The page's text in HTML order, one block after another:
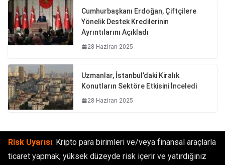
Cumhurbaşkanı Erdoğan, Çiftçilere
Yönelik Destek Kredilerinin
Ayrıntılarını Açıkladı
28 Haziran 2025
Uzmanlar, İstanbul’daki Kiralık
Konutların Sektöre Etkisini İnceledi
28 Haziran 2025
Risk Uyarısı: Kripto para birimleri ve/veya finansal araçlarla
ticaret yapmak, yüksek düzeyde risk içerir ve yatırdığınız